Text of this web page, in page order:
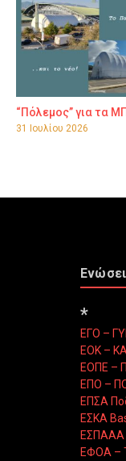
“Πόλεμος” για τα
31 Ιουλίου 2026
*
ΕΓΟ –
ΕΟΚ –
ΕΟΠΕ –
ΕΠΟ –
ΕΠΣΑ
ΕΣΚΑ
ΕΣΠΑΑΑ
ΕΦΟΑ –